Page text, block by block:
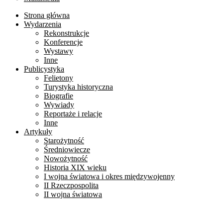
Strona główna
Wydarzenia
Rekonstrukcje
Konferencje
Wystawy
Inne
Publicystyka
Felietony
Turystyka historyczna
Biografie
Wywiady
Reportaże i relacje
Inne
Artykuły
Starożytność
Średniowiecze
Nowożytność
Historia XIX wieku
I wojna światowa i okres międzywojenny
II Rzeczpospolita
II wojna światowa